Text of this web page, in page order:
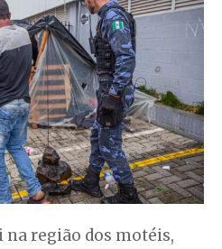
região dos motéis,